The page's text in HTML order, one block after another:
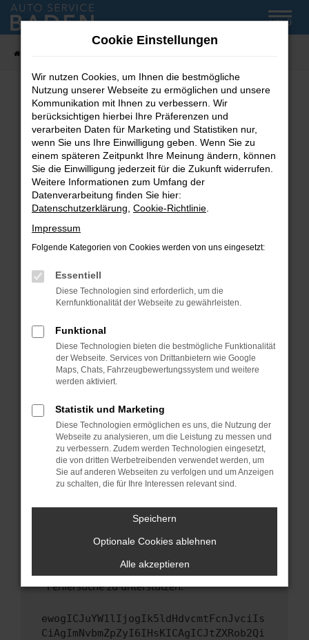
Zum
Hauptinhalt
MENÜ
Fehler: Network Error
Beim Laden ist ein Fehler aufgetreten.
Hier sind ein paar Tipps, die dir helfen können:
Überprüfe deine Firewall und deine
Internetverbindung.
Laden andere Webseiten, zum Beispiel deine
Suchmaschine?
Prüfe deine Browsererweiterungen.
können das Laden bestimmter Seiten
verhindern. Funktioniert die Seite in einem
Fenster?
Starte dein Gerät neu.
Das kann manchmal helfen, vorübergehende
Probleme zu beheben.
Betriebssystem auf dem neuesten Stand
sind.
Veraltete Software birgt nicht nur ein
Sicherheitsrisiko, sondern kann auch dazu
führen, dass bestimmte Funktionen nicht mehr
unterstützt werden.
Wende dich an den Webseitenbetreiber.
Wenn du alle oben genannten Schritte versucht
hast, kontaktiere uns bitte. Wir werden
uns diesen Text schicken, um uns bei der
Fehlersuche zu unterstützen:
ewogICJuYW1lIjogIk5ldHdvcmtFcnJvciIs
CiAgImNvbmZpZyI6IHsKICAgICJtZXRob2Qi
Cookie Einstellungen
Wir nutzen Cookies, um Ihnen die bestmögliche
Nutzung unserer Webseite zu ermöglichen und unsere
Kommunikation mit Ihnen zu verbessern. Wir
berücksichtigen hierbei Ihre Präferenzen und
verarbeiten Daten für Marketing und Statistiken nur,
wenn Sie uns Ihre Einwilligung geben. Wenn Sie zu
einem späteren Zeitpunkt Ihre Meinung ändern, können
Sie die Einwilligung jederzeit für die Zukunft widerrufen.
Weitere Informationen zum Umfang der
Datenverarbeitung finden Sie hier:
Datenschutzerklärung Cookie-Richtlinie
Impressum
Folgende Kategorien von Cookies werden von uns eingesetzt:
Essentiell
Diese Technologien sind erforderlich, um die
Kernfunktionalität der Webseite zu gewährleisten.
Funktional
Diese Technologien bieten die bestmögliche Funktionalität
der Webseite. Services von Drittanbietern wie Google
Maps, Chats, Fahrzeugbewertungssystem und weitere
werden aktiviert.
Statistik und Marketing
Diese Technologien ermöglichen es uns, die Nutzung der
Webseite zu analysieren, um die Leistung zu messen und
zu verbessern. Zudem werden Technologien eingesetzt,
die von dritten Werbetreibenden verwendet werden, um
Sie auf anderen Webseiten zu verfolgen und um Anzeigen
zu schalten, die für Ihre Interessen relevant sind.
Speichern
Optionale Cookies ablehnen
Alle akzeptieren